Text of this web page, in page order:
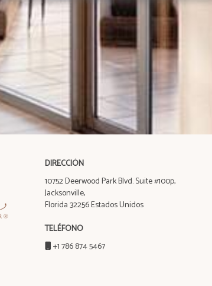
DIRECCIÓN
10752 Deerwood Park Blvd. Suite #100p,
Jacksonville,
Florida 32256 Estados Unidos
TELÉFONO
+1 786 874 5467